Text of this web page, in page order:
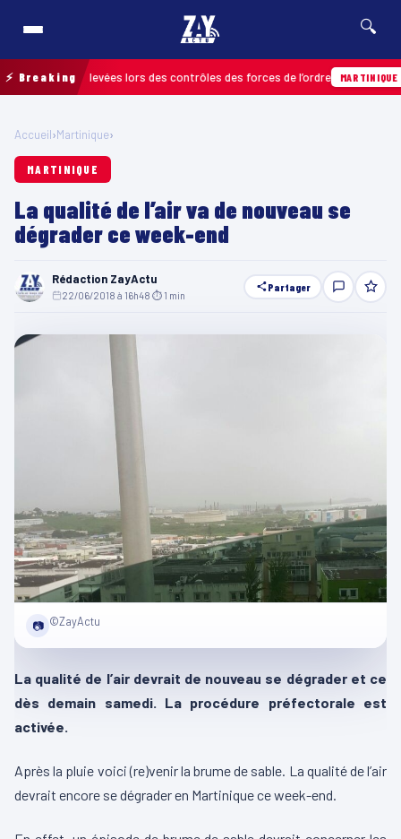
🔍
⚡ Breakingrelevées lors des contrôles des forces de l’ordre MARTINIQUE
Accueil›Martinique›
MARTINIQUE
La qualité de l’air va de nouveau se
dégrader ce week-end
Rédaction ZayActu
22/06/2018 à 16h48 ⏱ 1 min
Partager
📷 ©ZayActu
La qualité de l’air devrait de nouveau se dégrader et ce
dès demain samedi. La procédure préfectorale est
activée.
Après la pluie voici (re)venir la brume de sable. La qualité de l’air
devrait encore se dégrader en Martinique ce week-end.